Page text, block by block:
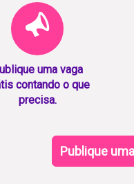
uma vaga
contando o que
precisa.
Publique